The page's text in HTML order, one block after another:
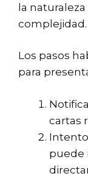
la
complejidad.
Los pasos
para
cartas
puede